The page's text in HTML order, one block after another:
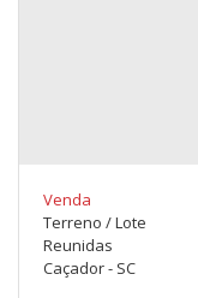
Venda
Terreno / Lote
Reunidas
Caçador - SC